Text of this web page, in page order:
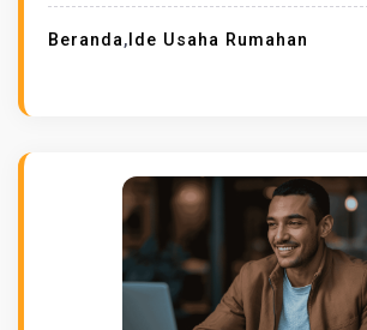
Beranda, Ide Usaha Rumahan